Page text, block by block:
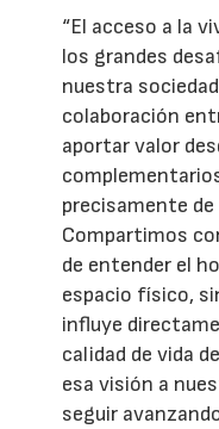
“El acceso a la
los grandes
nuestra
colaboración
aportar valor
precisamente
Compartimos
de entender el
espacio físico,
influye
calidad de vida
esa visión a
seguir